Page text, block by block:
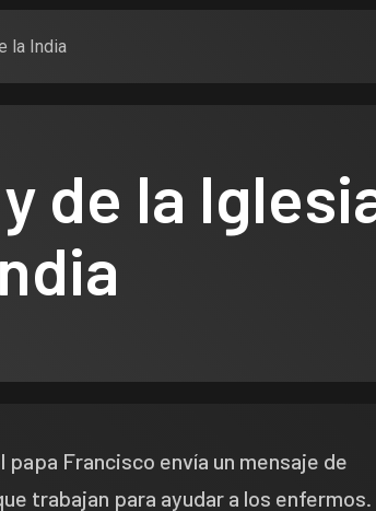
la India
de la
Francisco envía un mensaje de
trabajan para ayudar a los enfermos.